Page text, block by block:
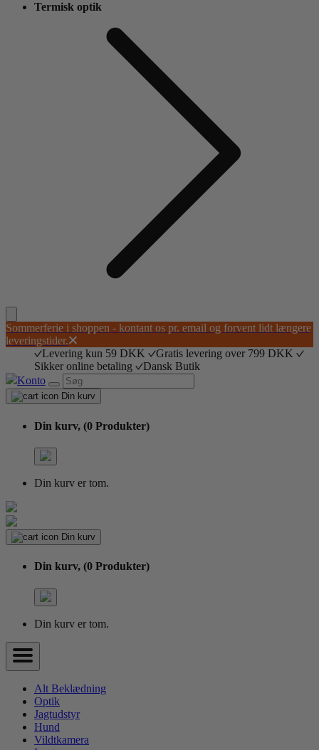
Termisk optik
Sommerferie i shoppen - kontant os pr. email og forvent lidt længere
leveringstider.
Levering kun 59 DKK
Gratis levering over 799 DKK
Sikker online betaling
Dansk Butik
Konto
Din kurv
Din kurv, (0 Produkter)
Din kurv er tom.
Din kurv
Din kurv, (0 Produkter)
Din kurv er tom.
Alt Beklædning
Optik
Jagtudstyr
Hund
Vildtkamera